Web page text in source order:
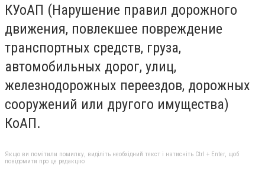
КУоАП (Нарушение правил дорожного
движения, повлекшее повреждение
транспортных средств, груза,
автомобильных дорог, улиц,
железнодорожных переездов, дорожных
сооружений или другого имущества)
КоАП.
Якщо ви помітили помилку, виділіть необхідний текст і натисніть Ctrl + Enter, щоб
повідомити про це редакцію